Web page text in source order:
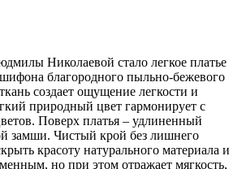
Николаевой стало легкое платье
благородного пыльно-бежевого
создает ощущение легкости и
природный цвет гармонирует с
Поверх платья – удлиненный
замши. Чистый крой без лишнего
красоту натурального материала и
но при этом отражает мягкость,